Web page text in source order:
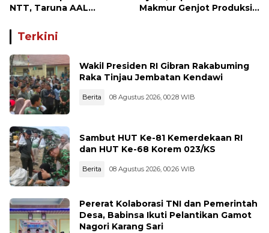
NTT, Taruna AAL
Makmur Genjot Produksi
Terkini
Wakil Presiden RI Gibran Rakabuming
Raka Tinjau Jembatan Kendawi
Berita 08 Agustus 2026, 00:28 WIB
Sambut HUT Ke-81 Kemerdekaan RI
dan HUT Ke-68 Korem 023/KS
Berita 08 Agustus 2026, 00:26 WIB
Pererat Kolaborasi TNI dan Pemerintah
Desa, Babinsa Ikuti Pelantikan Gamot
Nagori Karang Sari